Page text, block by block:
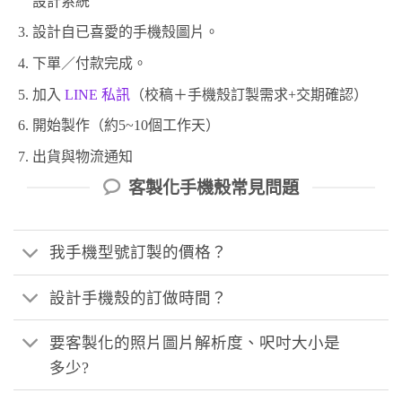
設計自已喜愛的手機殼圖片。
下單／付款完成。
加入 LINE 私訊（校稿＋手機殼訂製需求+交期確認）
開始製作（約5~10個工作天）
出貨與物流通知
客製化手機殼常見問題
我手機型號訂製的價格？
設計手機殼的訂做時間？
要客製化的照片圖片解析度、呎吋大小是
多少?